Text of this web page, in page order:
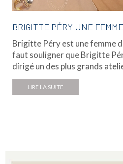
BRIGITTE PÉRY UNE FEMME
Brigitte Péry est une femme
faut souligner que Brigitte
dirigé un des plus grands
LIRE LA SUITE